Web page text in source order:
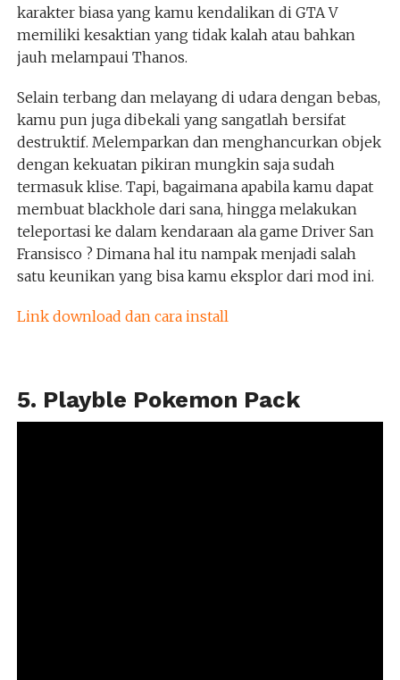
karakter biasa yang kamu kendalikan di GTA V
memiliki kesaktian yang tidak kalah atau bahkan
jauh melampaui Thanos.
Selain terbang dan melayang di udara dengan bebas,
kamu pun juga dibekali yang sangatlah bersifat
destruktif. Melemparkan dan menghancurkan objek
dengan kekuatan pikiran mungkin saja sudah
termasuk klise. Tapi, bagaimana apabila kamu dapat
membuat blackhole dari sana, hingga melakukan
teleportasi ke dalam kendaraan ala game Driver San
Fransisco ? Dimana hal itu nampak menjadi salah
satu keunikan yang bisa kamu eksplor dari mod ini.
Link download dan cara install
5. Playble Pokemon Pack